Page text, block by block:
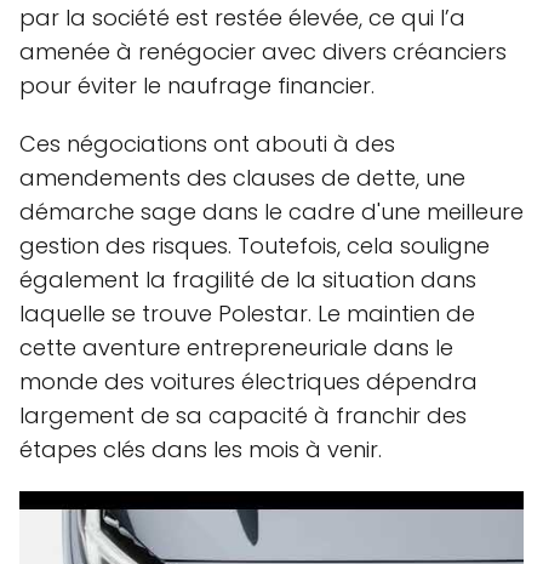
par la société est restée élevée, ce qui l’a
amenée à renégocier avec divers créanciers
pour éviter le naufrage financier.
Ces négociations ont abouti à des
amendements des clauses de dette, une
démarche sage dans le cadre d'une meilleure
gestion des risques. Toutefois, cela souligne
également la fragilité de la situation dans
laquelle se trouve Polestar. Le maintien de
cette aventure entrepreneuriale dans le
monde des voitures électriques dépendra
largement de sa capacité à franchir des
étapes clés dans les mois à venir.